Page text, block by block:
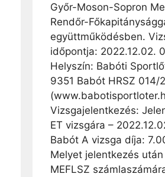
Győr-Moson-Sopron
Rendőr-
együttműködésben.
időpontja: 2022.12.02.
Helyszín: Babóti
9351 Babót HRSZ 014/2
Vizsgajelentkezés:
ET vizsgára –
Babót A vizsga díja:
Melyet jelentkezés után
MEFLSZ